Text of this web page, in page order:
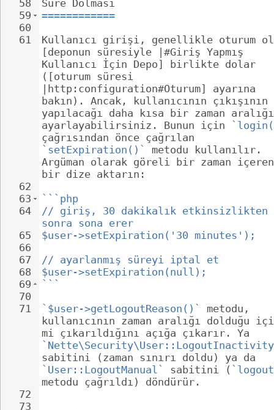
58
59
60
61
62
63
64
65
66
67
68
69
70
71
72
73
Süre Dolması
============
Kullanıcı girişi, genellikle oturum
[deponun süresiyle |#Giriş Yapmış
Kullanıcı İçin Depo] birlikte dolar
([oturum süresi
|http:configuration#Oturum] ayarına
bakın). Ancak, kullanıcının çıkışının
yapılacağı daha kısa bir zaman
ayarlayabilirsiniz. Bunun için
çağrısından önce çağrılan
`setExpiration()`
metodu kullanılır.
Argüman olarak göreli bir zaman
bir dize aktarın:
```php
// giriş, 30 dakikalık etkinsizlikten
sonra sona erer
$user->setExpiration('30 minutes');
// ayarlanmış süreyi iptal et
$user->setExpiration(null);
```
`$user->getLogoutReason()`
metodu,
kullanıcının zaman aralığı dolduğu
mi çıkarıldığını açığa çıkarır. Ya
sabitini (zaman sınırı doldu) ya da
`User::LogoutManual`
sabitini (
metodu çağrıldı) döndürür.